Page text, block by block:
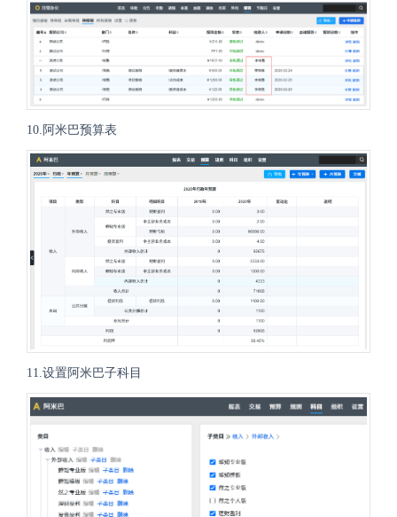
10.阿米巴预算表
11.设置阿米巴子科目